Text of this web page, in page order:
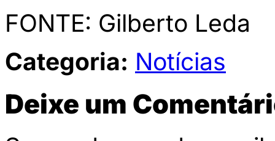
FONTE: Gilberto Leda
Categoria: Notícias
Deixe um